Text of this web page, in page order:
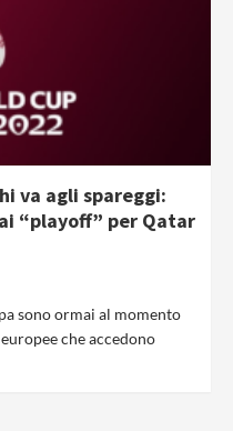
va agli spareggi:
“playoff” per Qatar
sono ormai al momento
che accedono